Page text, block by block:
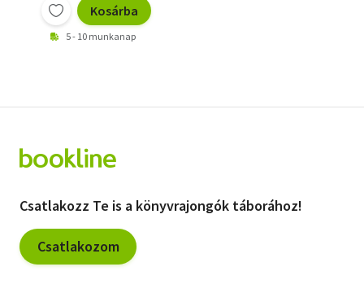
Kosárba
5 - 10 munkanap
Csatlakozz Te is a könyvrajongók táborához!
Csatlakozom